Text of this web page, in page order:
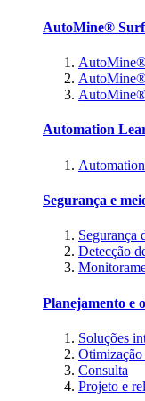
AutoMine®
Automation
Segurança e
Segurança
Detecção
Planejamento e
Soluções
Otimização
Consulta
Projeto e